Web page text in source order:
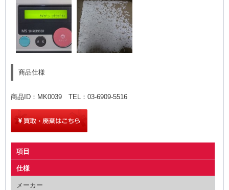
商品仕様
商品ID：MK0039 TEL：03-6909-5516
項目
仕様
メーカー